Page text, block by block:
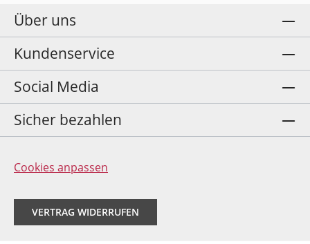
Über uns
Kundenservice
Social Media
Sicher bezahlen
Cookies anpassen
VERTRAG WIDERRUFEN